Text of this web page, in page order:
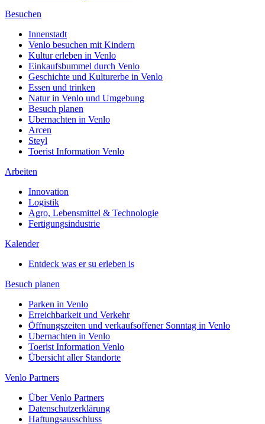
Besuchen
Innenstadt
Venlo besuchen mit Kindern
Kultur erleben in Venlo
Einkaufsbummel durch Venlo
Geschichte und Kulturerbe in Venlo
Essen und trinken
Natur in Venlo und Umgebung
Besuch planen
Ubernachten in Venlo
Arcen
Steyl
Toerist Information Venlo
Arbeiten
Innovation
Logistik
Agro, Lebensmittel & Technologie
Fertigungsindustrie
Kalender
Entdeck was er su erleben is
Besuch planen
Parken in Venlo
Erreichbarkeit und Verkehr
Öffnungszeiten und verkaufsoffener Sonntag in Venlo
Ubernachten in Venlo
Toerist Information Venlo
Übersicht aller Standorte
Venlo Partners
Über Venlo Partners
Datenschutzerklärung
Haftungsausschluss